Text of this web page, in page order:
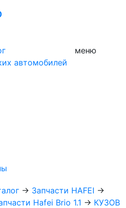
автомобилей
меню
→ Запчасти HAFEI →
Hafei Brio 1.1 → КУЗОВ